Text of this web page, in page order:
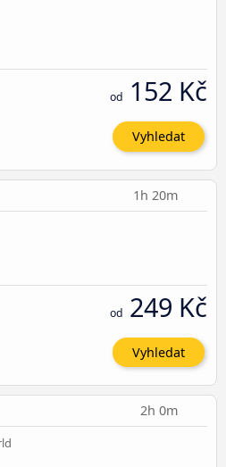
od 152 Kč
Vyhledat
1h 20m
od 249 Kč
Vyhledat
2h 0m